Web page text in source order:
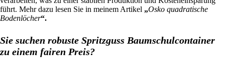
führt. Mehr dazu lesen Sie in meinem Artikel „Osko quadratische
Bodenlöcher“.
Sie suchen robuste Spritzguss Baumschulcontainer
zu einem fairen Preis?